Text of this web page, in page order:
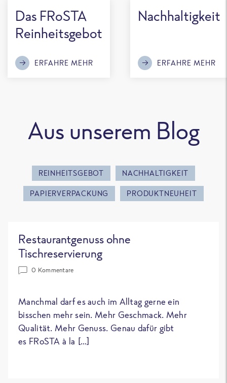
Das FRoSTA
Reinheitsgebot
ERFAHRE MEHR
Nachhaltigkeit
ERFAHRE MEHR
Aus unserem Blog
REINHEITSGEBOT NACHHALTIGKEIT
PAPIERVERPACKUNG PRODUKTNEUHEIT
Restaurantgenuss ohne
Tischreservierung
0 Kommentare
Manchmal darf es auch im Alltag gerne ein
bisschen mehr sein. Mehr Geschmack. Mehr
Qualität. Mehr Genuss. Genau dafür gibt
es FRoSTA à la […]